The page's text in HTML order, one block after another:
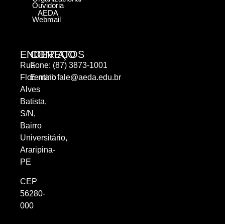
ENDEREÇO
Rua
Florentino
Alves
Batista,
S/N,
Bairro
Universitário,
Araripina-
PE
CEP
56280-
000
CONTATOS
Fone: (87) 3873-1001
E-mail:fale@aeda.edu.br
Ouvidoria
AEDA
Webmail